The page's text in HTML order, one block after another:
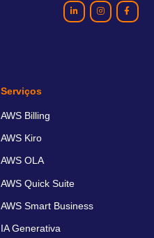
Serviços
AWS Billing
AWS Kiro
AWS OLA
AWS Quick Suite
AWS Smart Business
IA Generativa